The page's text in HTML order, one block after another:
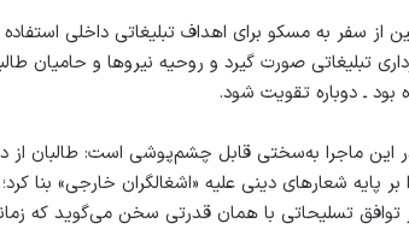
از سفر به مسکو برای اهداف تبلیغاتی داخلی
تبلیغاتی صورت گیرد و روحیه نیروها و حامیان
ـ دوباره تقویت شود.
این ماجرا به‌سختی قابل چشم‌پوشی است: طالبان از
پایه شعارهای دینی علیه «اشغالگران خارجی» بنا
از توافق تسلیحاتی با همان قدرتی سخن می‌گوید که